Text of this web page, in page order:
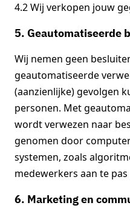
4.2 Wij verkopen jouw
5. Geautomatiseerde
Wij nemen geen
geautomatiseerde
(aanzienlijke) gevolgen
personen. Met
wordt verwezen naar
genomen door
systemen, zoals
medewerkers aan te
6. Marketing en